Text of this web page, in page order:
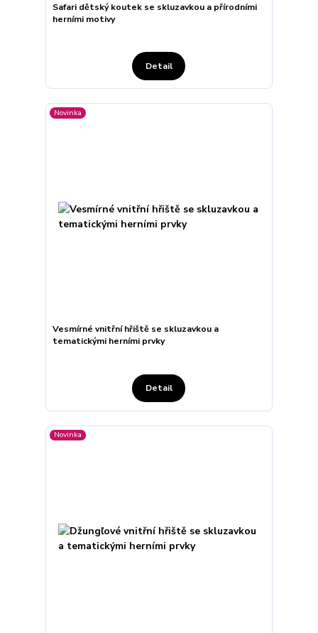
Safari dětský koutek se skluzavkou a přírodními
herními motivy
Detail
Novinka
Vesmírné vnitřní hřiště se skluzavkou a
tematickými herními prvky
Detail
Novinka